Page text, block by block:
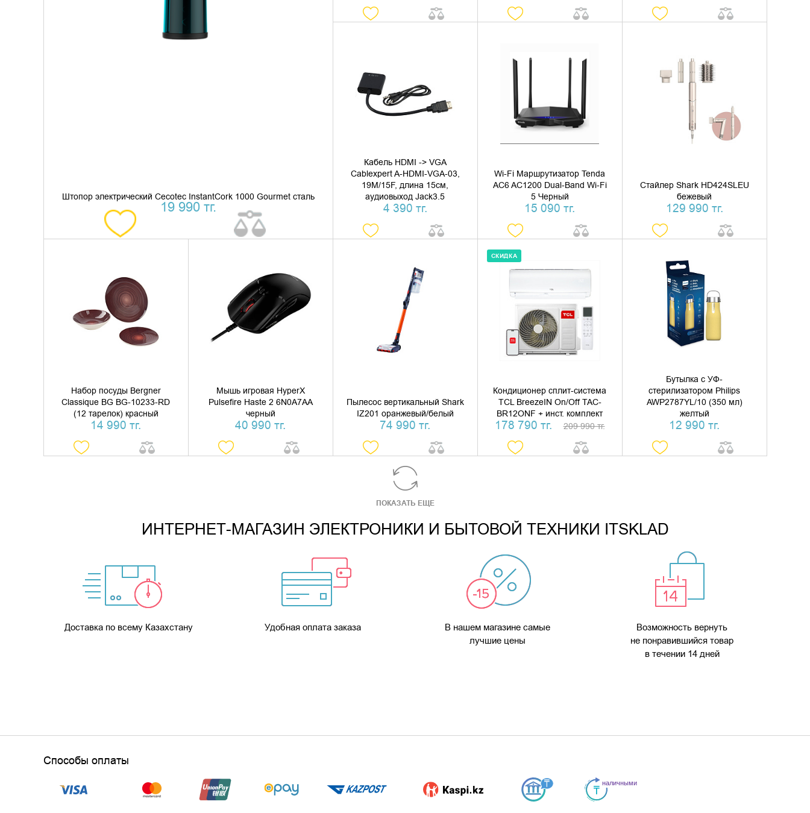
Штопор электрический Cecotec InstantCork 1000 Gourmet сталь
19 990 тг.
Кабель HDMI -> VGA
Cablexpert A-HDMI-VGA-03,
19M/15F, длина 15см,
аудиовыход Jack3.5
4 390 тг.
КУПИТЬ В 1 КЛИК
Wi-Fi Маршрутизатор Tenda
AC6 AC1200 Dual-Band Wi-Fi
5 Черный
15 090 тг.
ДОБАВИТЬ В КОРЗИНУ
Стайлер Shark HD424SLEU
бежевый
129 990 тг.
ДОБАВИТЬ В КОРЗИНУ
Набор посуды Bergner
Classique BG BG-10233-RD
(12 тарелок) красный
14 990 тг.
КУПИТЬ В 1 КЛИК
Мышь игровая HyperX
Pulsefire Haste 2 6N0A7AA
черный
40 990 тг.
ДОБАВИТЬ В КОРЗИНУ
КУПИТЬ В 1 КЛИК
Пылесос вертикальный Shark
IZ201 оранжевый/белый
74 990 тг.
ДОБАВИТЬ В КОРЗИНУ
КУПИТЬ В 1 КЛИК
Кондиционер сплит-система
TCL BreezeIN On/Off TAC-
BR12ONF + инст. комплект
178 790 тг. 209 990 тг.
СКИДКА
ДОБАВИТЬ В КОРЗИНУ
КУПИТЬ В 1 КЛИК
Бутылка с УФ-
стерилизатором Philips
AWP2787YL/10 (350 мл)
желтый
12 990 тг.
ДОБАВИТЬ В КОРЗИНУ
КУПИТЬ В 1 КЛИК
ПОКАЗАТЬ ЕЩЕ
ИНТЕРНЕТ-МАГАЗИН ЭЛЕКТРОНИКИ И БЫТОВОЙ ТЕХНИКИ ITSKLAD
Доставка по всему Казахстану Удобная оплата заказа
В нашем магазине самые
лучшие цены
Возможность вернуть
не понравившийся товар
в течении 14 дней
Способы оплаты